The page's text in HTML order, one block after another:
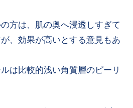
方は、肌の奥へ浸透しすぎて
、効果が高いとする意見もあ
は比較的浅い角質層のピーリ